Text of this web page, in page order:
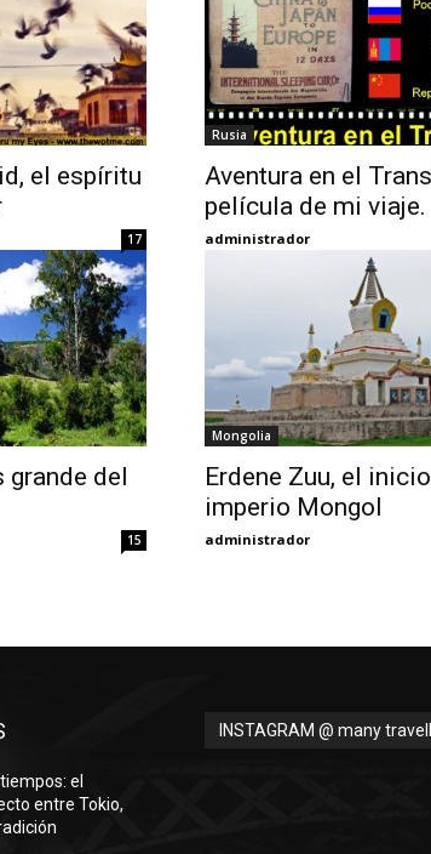
el espíritu
17
Rusia
Aventura en el
película de mi viaje.
administrador
grande del
15
Mongolia
Erdene Zuu, el
imperio Mongol
administrador
el
entre Tokio,
INSTAGRAM @ many